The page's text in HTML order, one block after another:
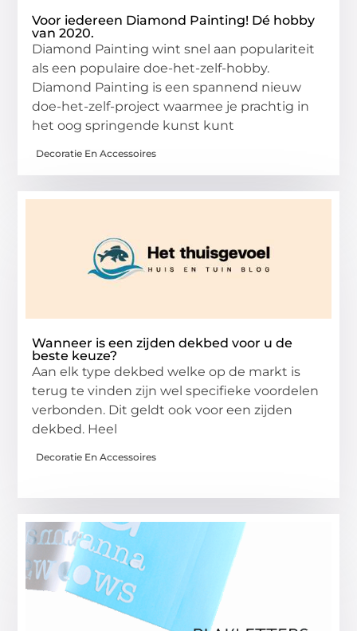
Voor iedereen Diamond Painting! Dé hobby
van 2020.
Diamond Painting wint snel aan populariteit
als een populaire doe-het-zelf-hobby.
Diamond Painting is een spannend nieuw
doe-het-zelf-project waarmee je prachtig in
het oog springende kunst kunt
Decoratie En Accessoires
Wanneer is een zijden dekbed voor u de
beste keuze?
Aan elk type dekbed welke op de markt is
terug te vinden zijn wel specifieke voordelen
verbonden. Dit geldt ook voor een zijden
dekbed. Heel
Decoratie En Accessoires